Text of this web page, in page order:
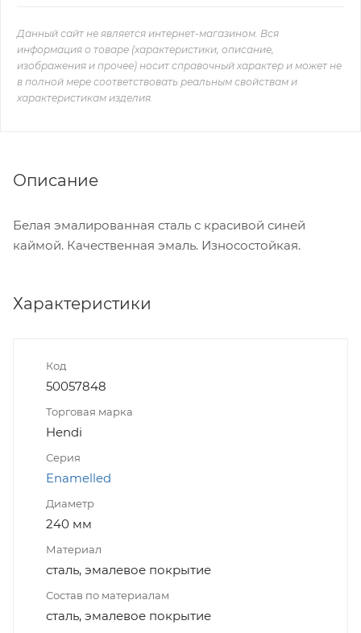
Данный сайт не является интернет-магазином. Вся
информация о товаре (характеристики, описание,
изображения и прочее) носит справочный характер и может не
в полной мере соответствовать реальным свойствам и
характеристикам изделия.
Описание
Белая эмалированная сталь с красивой синей
каймой. Качественная эмаль. Износостойкая.
Характеристики
Код
50057848
Торговая марка
Hendi
Серия
Enamelled
Диаметр
240 мм
Материал
сталь, эмалевое покрытие
Состав по материалам
сталь, эмалевое покрытие